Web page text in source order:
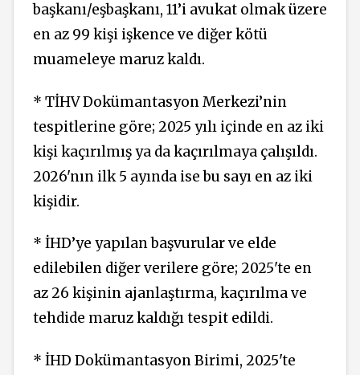
başkanı/eşbaşkanı, 11’i avukat olmak üzere
en az 99 kişi işkence ve diğer kötü
muameleye maruz kaldı.
* TİHV Dokümantasyon Merkezi’nin
tespitlerine göre; 2025 yılı içinde en az iki
kişi kaçırılmış ya da kaçırılmaya çalışıldı.
2026'nın ilk 5 ayında ise bu sayı en az iki
kişidir.
* İHD’ye yapılan başvurular ve elde
edilebilen diğer verilere göre; 2025'te en
az 26 kişinin ajanlaştırma, kaçırılma ve
tehdide maruz kaldığı tespit edildi.
* İHD Dokümantasyon Birimi, 2025'te